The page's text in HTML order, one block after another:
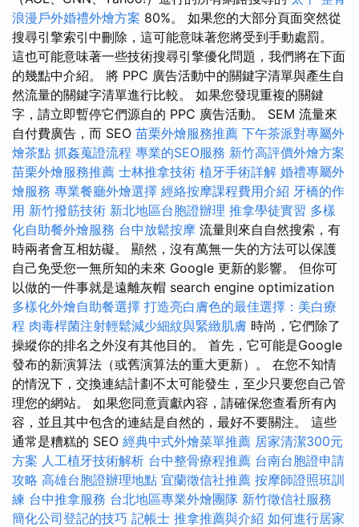
浪漫戶外婚禮外燴方案 80%。 如果您的大部分頁面突然從
搜尋引擎索引中刪除，這可能意味著您將受到手動處罰。
這也可能意味著一些技術搜尋引擎優化問題，我們將在下面
的幾點中介紹。 將 PPC 廣告活動中的關鍵字清單與產生自
然流量的關鍵字清單進行比較。 如果您發現重複的關鍵
字，請立即暫停它們源自的 PPC 廣告活動。 SEM 流量來
自付費廣告，而 SEO 苗栗外燴服務推薦 下午茶派對專屬外
燴茶點 抓姦蒐證流程 專業的SEO服務 新竹高評價外燴方案
苗栗外燴服務推薦 士林推拿技術 植牙手術詳解 婚禮專屬外
燴服務 專業餐廳外燴選擇 經絡按摩課程費用介紹 牙橋的作
用 新竹撥筋技術 新北地區台胞證辦理 推拿學徒實習 多樣
化自助餐外燴服務 台中放鬆按摩 流量則來自自然搜索，有
時兩者會互相妨礙。 顯然，沒有萬無一失的方法可以保護
自己免受您一無所知的未來 Google 更新的影響。 但你可
以做的一件事就是遠離灰帽 search engine optimization
多樣化外燴自助餐選擇 打造亮白膚色的最佳選擇：美白療
程 肉毒桿菌注射輕鬆減少細紋與緊緻肌膚 時尚，它們除了
操縱你的排名之外沒有其他目的。 首先，它可能是Google
發布的新演算法（或舊演算法的重大更新）。 在您不知情
的情況下，交換連結計劃不太可能發生，至少只要您自己管
理您的網站。 如果您同意貢獻內容，請確保您查看所有內
容，並且其中包含的連結是自然的，最好不要關注。 這些
通常是糟糕的 SEO 經典中式外燴菜單推薦 居家清潔300元
方案 人工植牙技術解析 台中整骨療程推薦 台南台胞證申請
攻略 高雄台胞證辦理地點 宜蘭徵信社推薦 按摩師證照班訓
練 台中推拿服務 台北地區專業外燴團隊 新竹徵信社服務
簡化公司登記的技巧 記帳士 推拿推薦與介紹 如何進行居家